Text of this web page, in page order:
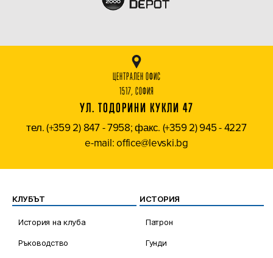
ЦЕНТРАЛЕН ОФИС
1517, СОФИЯ
УЛ. ТОДОРИНИ КУКЛИ 47
тел. (+359 2) 847 - 7958; факс. (+359 2) 945 - 4227
e-mail: office@levski.bg
КЛУБЪТ
История на клуба
Ръководство
ИСТОРИЯ
Патрон
Гунди